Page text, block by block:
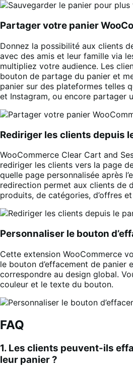
Partager votre panier
Donnez la possibilité aux clients
avec des amis et leur famille via
multipliez votre audience. Les
bouton de partage du panier et
panier sur des plateformes telles
et Instagram, ou encore partager
Rediriger les clients depuis
WooCommerce Clear Cart and
rediriger les clients vers la page
quelle page personnalisée après
redirection permet aux clients de
produits, de catégories, d’offres
Personnaliser le bouton
Cette extension WooCommerce
le bouton d’effacement de panier
correspondre au design global.
couleur et le texte du bouton.
FAQ
1. Les clients peuvent-ils
leur panier ?